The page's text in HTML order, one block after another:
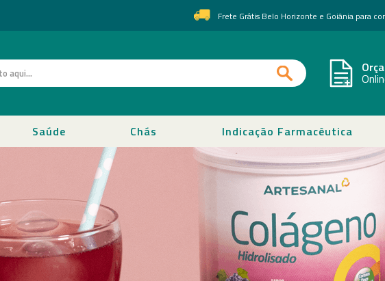
Frete Grátis Belo Horizonte e Goiânia para
Saúde Chás Indicação Farmacêutica